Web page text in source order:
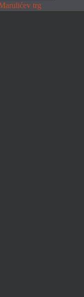
trg